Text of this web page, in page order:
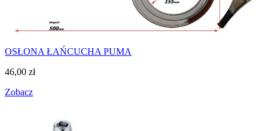
OSŁONA ŁAŃCUCHA PUMA
46,00 zł
Zobacz